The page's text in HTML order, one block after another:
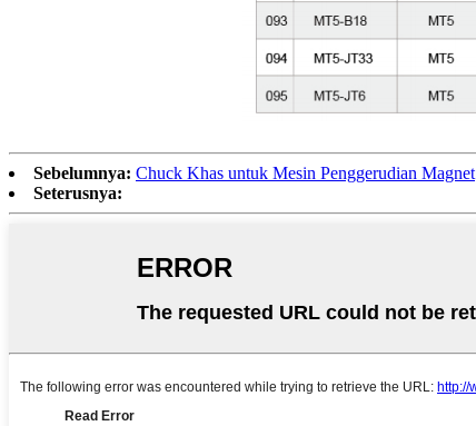
Sebelumnya: Chuck Khas untuk Mesin Penggerudian Magnet
Seterusnya: